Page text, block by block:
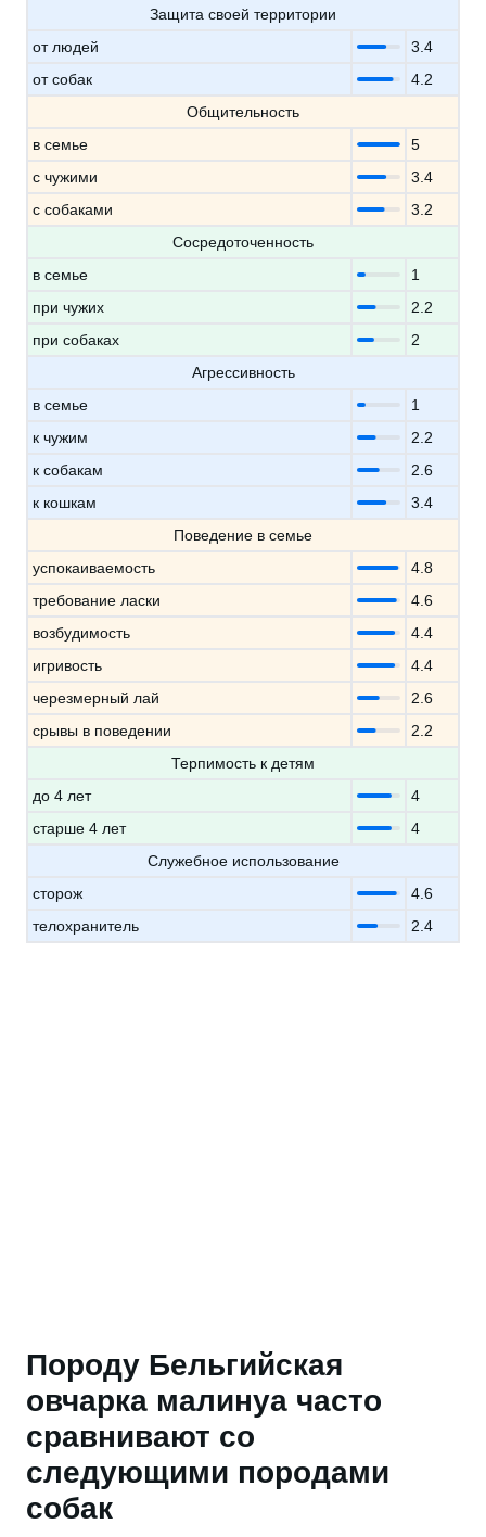
Защита своей территории
от людей
3.4
от собак
4.2
Общительность
в семье
5
с чужими
3.4
с собаками
3.2
Сосредоточенность
в семье
1
при чужих
2.2
при собаках
2
Агрессивность
в семье
1
к чужим
2.2
к собакам
2.6
к кошкам
3.4
Поведение в семье
успокаиваемость
4.8
требование ласки
4.6
возбудимость
4.4
игривость
4.4
черезмерный лай
2.6
срывы в поведении
2.2
Терпимость к детям
до 4 лет
4
старше 4 лет
4
Служебное использование
сторож
4.6
телохранитель
2.4
Породу Бельгийская
овчарка малинуа часто
сравнивают со
следующими породами
собак